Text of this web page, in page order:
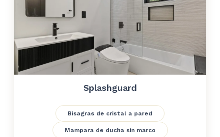
Splashguard
Bisagras de cristal a pared
Mampara de ducha sin marco